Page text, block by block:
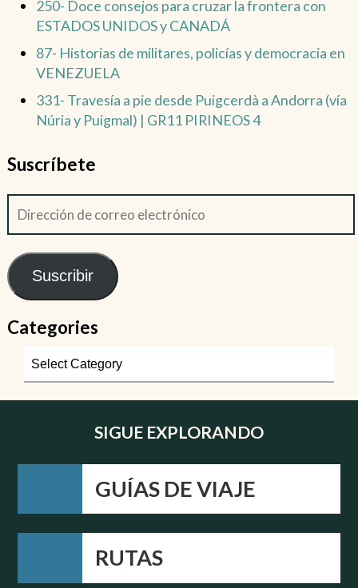
250- Doce consejos para cruzar la frontera con
ESTADOS UNIDOS y CANADÁ
87- Historias de militares, policías y democracia en
VENEZUELA
331- Travesía a pie desde Puigcerdà a Andorra (vía
Núria y Puigmal) | GR11 PIRINEOS 4
Suscríbete
Suscribir
Categories
SIGUE EXPLORANDO
GUÍAS DE VIAJE
RUTAS